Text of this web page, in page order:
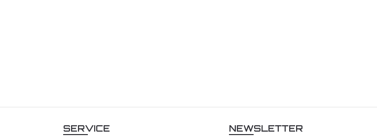
SERVICE NEWSLETTER